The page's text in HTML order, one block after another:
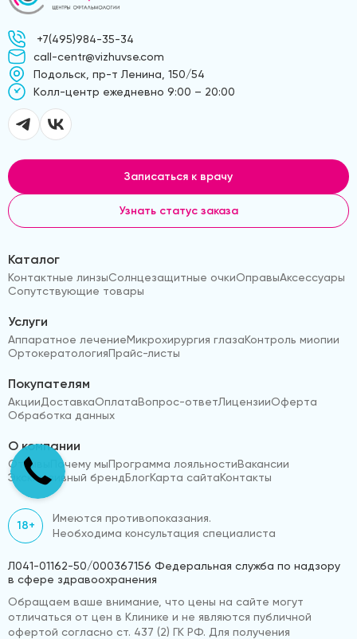
+7(495)984-35-34
call-centr@vizhuvse.com
Подольск, пр-т Ленина, 150/54
Kолл-центр ежедневно 9:00 – 20:00
Записаться к врачу
Узнать статус заказа
Каталог
Контактные линзыСолнцезащитные очкиОправыАксессуары
Сопутствующие товары
Услуги
Аппаратное лечениеМикрохирургия глазаКонтроль миопии
ОртокератологияПрайс-листы
Покупателям
АкцииДоставкаОплатаВопрос-ответЛицензииОферта
Обработка данных
О компании
Отзывы Почему мыПрограмма лояльностиВакансии
Эксклюзивный брендБлогКарта сайтаКонтакты
18+
Имеются противопоказания.
Необходима консультация специалиста
Л041-01162-50/000367156 Федеральная служба по надзору
в сфере здравоохранения
Обращаем ваше внимание, что цены на сайте могут
отличаться от цен в Клинике и не являются публичной
офертой согласно ст. 437 (2) ГК РФ. Для получения